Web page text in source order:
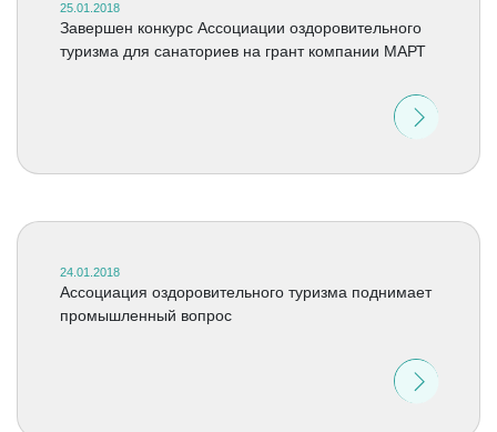
25.01.2018
Завершен конкурс Ассоциации оздоровительного
туризма для санаториев на грант компании МАРТ
24.01.2018
Ассоциация оздоровительного туризма поднимает
промышленный вопрос